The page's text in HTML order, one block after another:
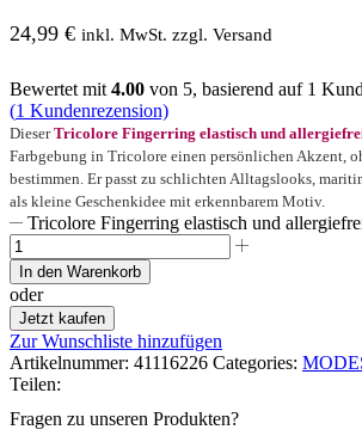
24,99 € inkl. MwSt. zzgl. Versand
Bewertet mit 4.00 von 5, basierend auf 1
(1 Kundenrezension)
DieserTricolore Fingerring elastisch und
Farbgebung in Tricolore einen persönlichen Akzent,
bestimmen. Er passt zu schlichten Alltagslooks,
als kleine Geschenkidee mit erkennbarem Motiv.
Tricolore Fingerring elastisch und
In den Warenkorb
oder
Jetzt kaufen
Zur Wunschliste hinzufügen
Artikelnummer: 41116226 Categories:
Teilen:
Fragen zu unseren Produkten?